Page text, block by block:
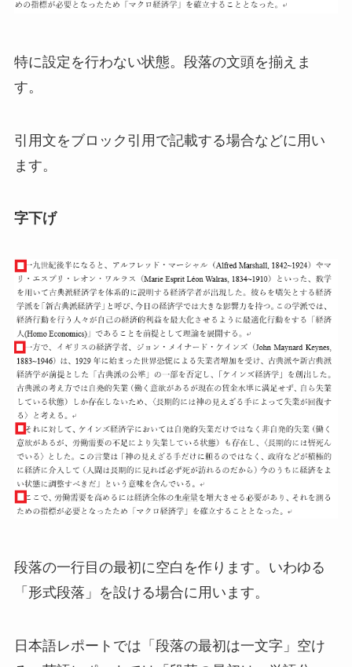
特に設定を行わない状態。段落の文頭を揃えま
す。
引用文をブロック引用で記載する場合などに用い
ます。
字下げ
段落の一行目の最初に空白を作ります。いわゆる
「形式段落」を設ける場合に用います。
日本語レポートでは「段落の最初は一文字」空け